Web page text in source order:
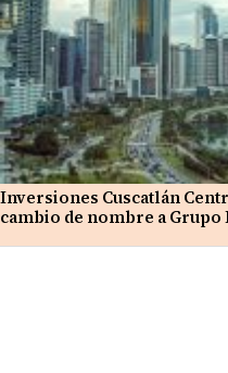
Inversiones Cuscatlán
cambio de nombre a Grupo